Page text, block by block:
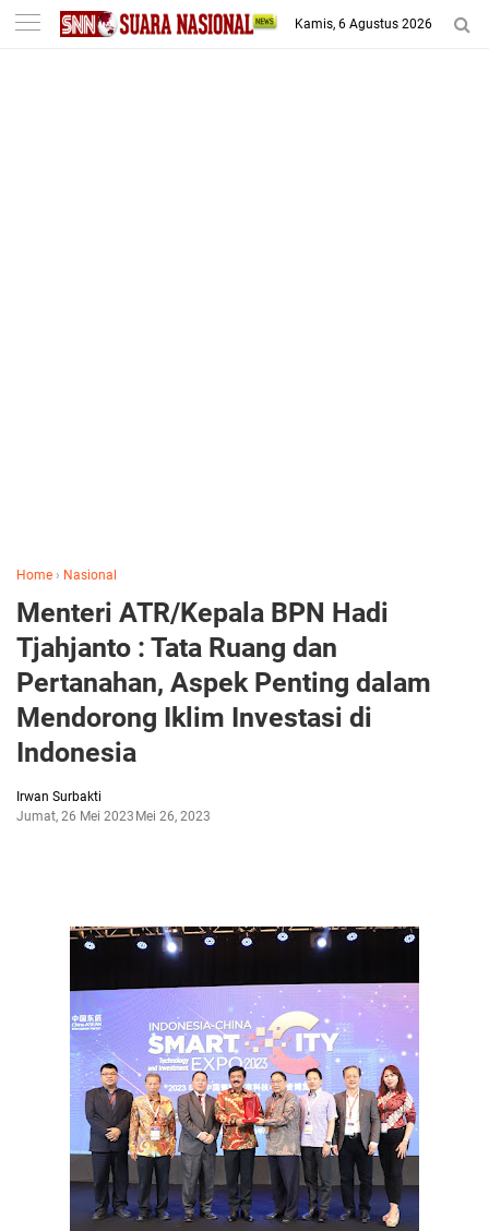
-->
Kamis, 6 Agustus 2026
Home › Nasional
Menteri ATR/Kepala BPN Hadi
Tjahjanto : Tata Ruang dan
Pertanahan, Aspek Penting dalam
Mendorong Iklim Investasi di
Indonesia
Irwan Surbakti
Jumat, 26 Mei 2023 Mei 26, 2023